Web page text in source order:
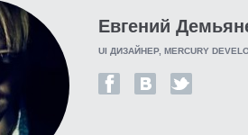
Евгений
UI ДИЗАЙНЕР, MERCURY